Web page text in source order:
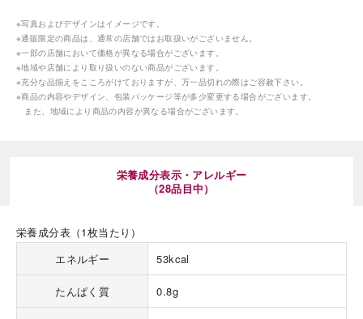
※写真およびデザインはイメージです。
※通販限定の商品は、通常の店舗ではお取扱いがございません。
※一部の店舗において価格が異なる場合がございます。
※地域や店舗により取り扱いのない商品がございます。
※充分な品揃えをこころがけておりますが、万一品切れの際はご容赦下さい。
※商品の内容やデザイン、包装パッケージ等が多少変更する場合がございます。
また、地域により商品の内容が異なる場合がございます。
栄養成分表示・アレルギー
（28品目中）
栄養成分表（1枚当たり）
エネルギー
53kcal
たんぱく質 0.8g
岳や末広がりを意味す
やつ時」という意味を込
雄大な八ヶ岳山麓の自
海外 Overseas shops
Indonesia
Vietnam